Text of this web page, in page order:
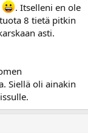
. Itselleni en ole
8 tietä pitkin
asti.
Siellä oli ainakin